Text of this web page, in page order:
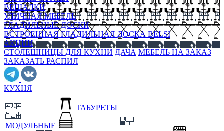
ВЕШАЛКИ
УЛИЧНАЯ МЕБЕЛЬ
ГЛАДИЛЬНЫЕ ДОСКИ
ВСТРОЕННАЯ ГЛАДИЛЬНАЯ ДОСКА BELSI
АКЦИИ
СТОЛЕШНИЦЫ ДЛЯ КУХНИ ДАЧА МЕБЕЛЬ НА ЗАКАЗ
ЗАКАЗАТЬ РАСПИЛ
КУХНЯ
МОДУЛЬНЫЕ
ТАБУРЕТЫ